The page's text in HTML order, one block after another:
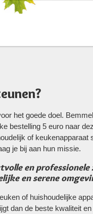
het goede doel.
bestelling 5 euro naar
of keukenapparaat
je bij aan hun missie.
en professionele
en serene
of huishoudelijke
dan de beste kwaliteit